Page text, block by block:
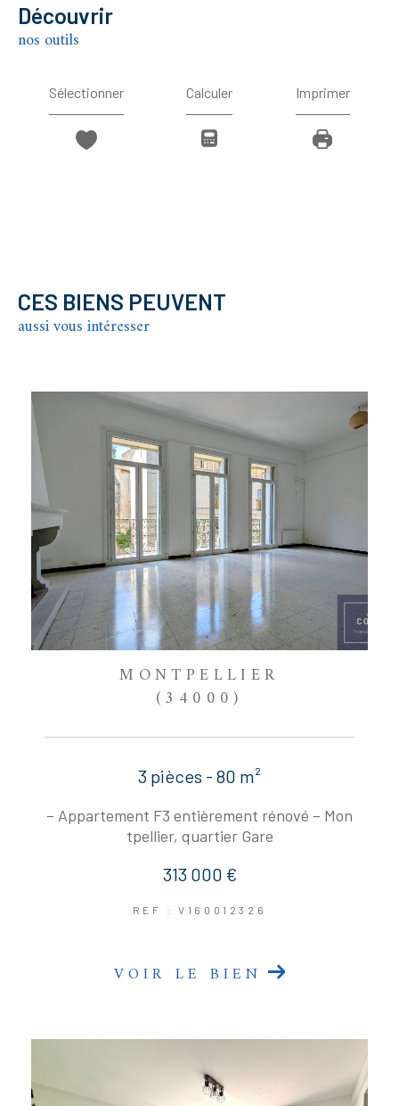
découvrir
nos outils
Sélectionner Calculer Imprimer
CES BIENS PEUVENT
aussi vous intéresser
MONTPELLIER
(34000)
3 pièces - 80 m²
– Appartement F3 entièrement rénové – Mon
tpellier, quartier Gare
313 000 €
REF : V160012326
VOIR LE BIEN